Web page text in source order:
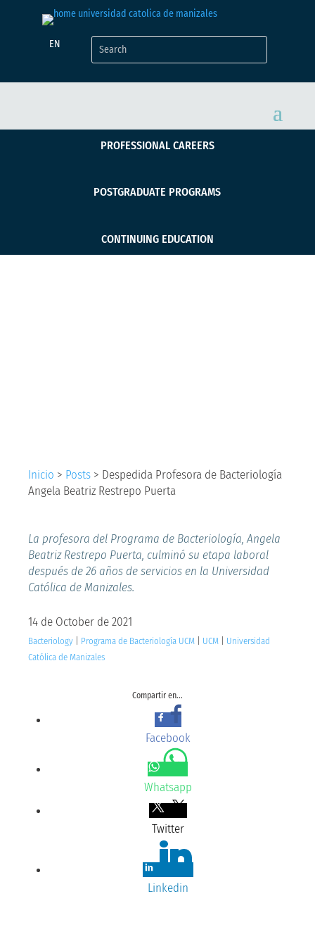
EN
PROFESSIONAL CAREERS
POSTGRADUATE PROGRAMS
CONTINUING EDUCATION
Inicio > Posts > Despedida Profesora de Bacteriología
Angela Beatriz Restrepo Puerta
La profesora del Programa de Bacteriología, Angela
Beatriz Restrepo Puerta, culminó su etapa laboral
después de 26 años de servicios en la Universidad
Católica de Manizales.
14 de October de 2021
Bacteriology Programa de Bacteriología UCM UCM
Universidad
Católica de Manizales
Compartir en...
Facebook
Whatsapp
Twitter
Linkedin